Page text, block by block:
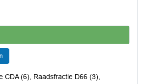
CDA (6), Raadsfractie D66 (3),